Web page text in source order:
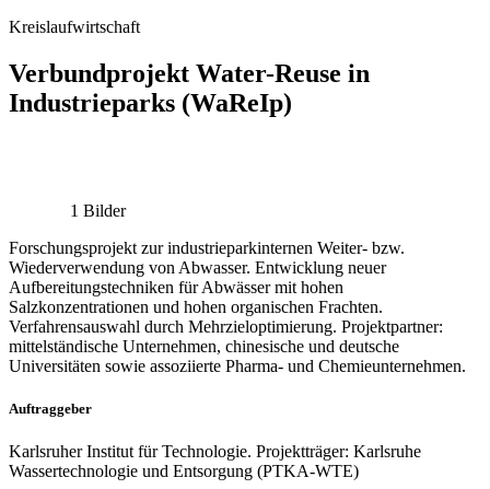
Kreislaufwirtschaft
Verbundprojekt Water-Reuse in
Industrieparks (WaReIp)
1 Bilder
Forschungsprojekt zur industrieparkinternen Weiter- bzw.
Wiederverwendung von Abwasser. Entwicklung neuer
Aufbereitungstechniken für Abwässer mit hohen
Salzkonzentrationen und hohen organischen Frachten.
Verfahrensauswahl durch Mehrzieloptimierung. Projektpartner:
mittelständische Unternehmen, chinesische und deutsche
Universitäten sowie assoziierte Pharma- und Chemieunternehmen.
Auftraggeber
Karlsruher Institut für Technologie. Projektträger: Karlsruhe
Wassertechnologie und Entsorgung (PTKA-WTE)